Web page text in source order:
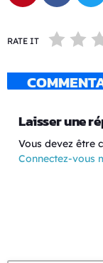
RATE IT
Laisser une
Vous devez être
Connectez-vous